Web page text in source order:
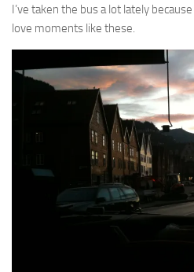
I’ve taken the bus a lot lately
love moments like these.